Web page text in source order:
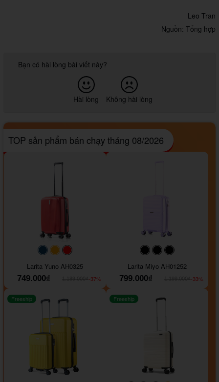
Leo Tran
Nguồn: Tổng hợp
Bạn có hài lòng bài viết này?
Hài lòng Không hài lòng
TOP sản phẩm bán chạy tháng 08/2026
#093f69#ffa500
Larita Yuno AH0325
749.000₫
-37%
#000000#000000
Larita Miyo AH01252
799.000₫
-33%
Freeship Freeship